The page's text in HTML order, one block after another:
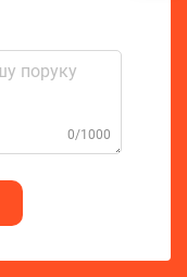
0/1000